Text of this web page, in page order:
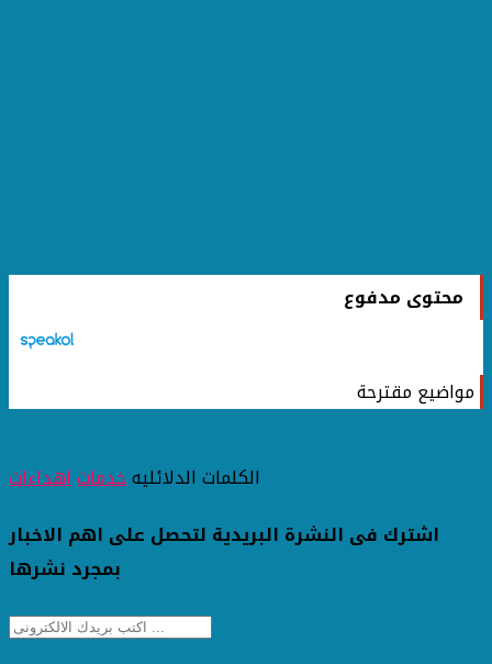
محتوى مدفوع
مواضيع مقترحة
الكلمات الدلائليهخدماتاهداءات
اشترك فى النشرة البريدية لتحصل على اهم الاخبار
بمجرد نشرها